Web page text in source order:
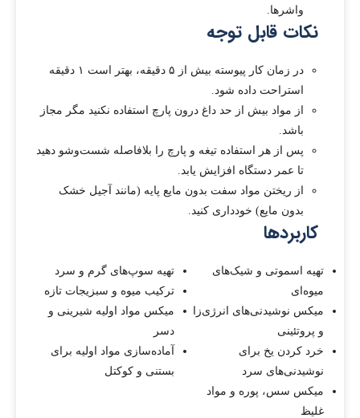
واشرها.
نکات قابل توجه
در زمان کار پیوسته بیش از ۵ دقیقه، بهتر است ۱ دقیقه
استراحت داده شود.
از مواد بیش از حد داغ درون پارچ استفاده نکنید مگر مجاز
باشد.
پس از هر استفاده تیغه و پارچ را بلافاصله شست‌وشو دهید
تا عمر دستگاه افزایش یابد.
از ریختن مواد سفت بدون مایع پایه (مانند آجیل خشک
بدون مایع) خودداری کنید.
کاربردها
تهیه اسموتی و شیک‌های
میوه‌ای
میکس نوشیدنی‌های انرژی‌زا
و پروتئینی
خرد کردن یخ برای
نوشیدنی‌های سرد
میکس سس، پوره و مواد
غلیظ
تهیه سوپ‌های گرم و سرد
ترکیب میوه و سبزیجات تازه
میکس مواد اولیه شیرینی و
دسر
آماده‌سازی مواد اولیه برای
بستنی و کوکتل